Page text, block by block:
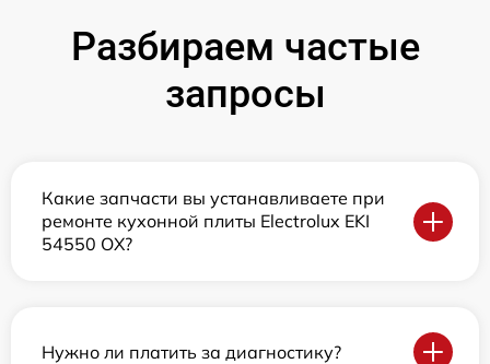
Разбираем частые
запросы
Какие запчасти вы устанавливаете при
ремонте кухонной плиты Electrolux EKI
54550 OX?
Нужно ли платить за диагностику?